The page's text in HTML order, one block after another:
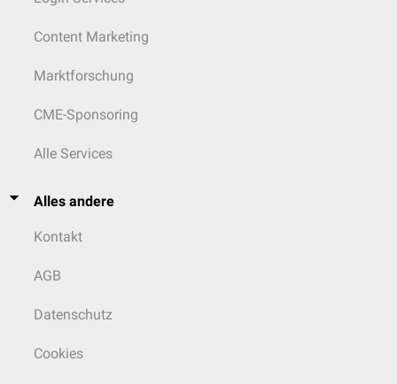
Content Marketing
Marktforschung
CME-Sponsoring
Alle Services
Alles andere
Kontakt
AGB
Datenschutz
Cookies